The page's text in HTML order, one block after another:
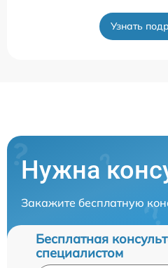
Узнать
Нужна
Закажите бесплатную
Бесплатная
специалистом